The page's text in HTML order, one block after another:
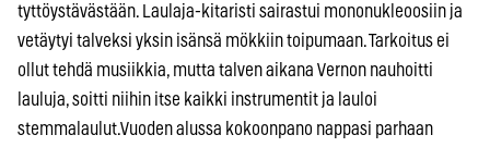
tyttöystävästään. Laulaja-kitaristi sairastui mononukleoosiin ja
vetäytyi talveksi yksin isänsä mökkiin toipumaan. Tarkoitus ei
ollut tehdä musiikkia, mutta talven aikana Vernon nauhoitti
lauluja, soitti niihin itse kaikki instrumentit ja lauloi
stemmalaulut.Vuoden alussa kokoonpano nappasi parhaan